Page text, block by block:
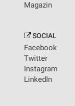
Magazin
SOCIAL
Facebook
Twitter
Instagram
LinkedIn